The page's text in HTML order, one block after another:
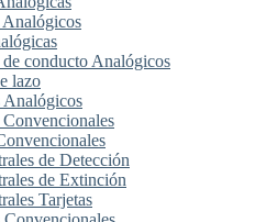
Analógicos
de conducto Analógicos
lazo
Analógicos
de Detección
de Extinción
Tarjetas